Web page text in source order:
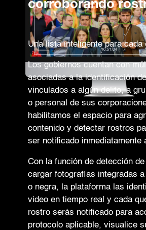
corroborando
Una lista inteligente para cada
Los gobiernos cuentan con
asociadas a la identificación
vinculados a algún delito, a
o personal de sus
habilitamos el espacio para
contenido y detectar rostros
ser notificado inmediatamente
Con la función de detección
cargar fotografías integradas
o negra, la plataforma las
video en tiempo real y cada
rostro serás notificado para
protocolo aplicable, visualice